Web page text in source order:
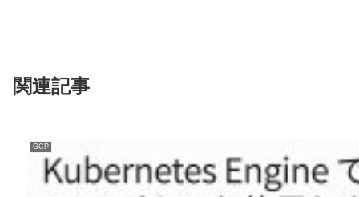
関連記事
GCP